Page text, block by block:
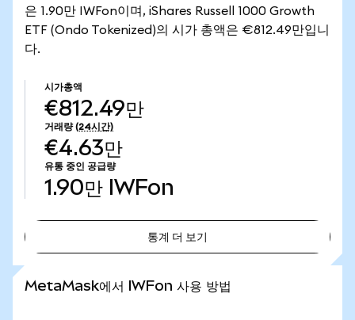
은 1.90만 IWFon이며, iShares Russell 1000 Growth
ETF (Ondo Tokenized)의 시가 총액은 €812.49만입니
다.
시가총액
€812.49만
거래량 (24시간)
€4.63만
유통 중인 공급량
1.90만 IWFon
통계 더 보기
MetaMask에서 IWFon 사용 방법